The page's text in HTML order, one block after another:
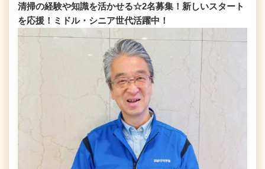
清掃の経験や知識を活かせる☆2名募集！新しいスタート
を応援！ミドル・シニア世代活躍中！